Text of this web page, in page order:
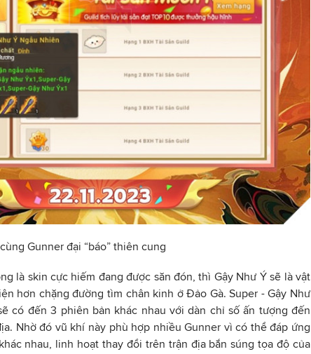
Gunner đại “báo” thiên cung
là skin cực hiếm đang được săn đón, thì Gậy Như Ý sẽ là vật
hơn chặng đường tìm chân kinh ở Đảo Gà. Super - Gậy Như
có đến 3 phiên bản khác nhau với dàn chỉ số ấn tượng đến
Nhờ đó vũ khí này phù hợp nhiều Gunner vì có thể đáp ứng
nhau, linh hoạt thay đổi trên trận địa bắn súng tọa độ của